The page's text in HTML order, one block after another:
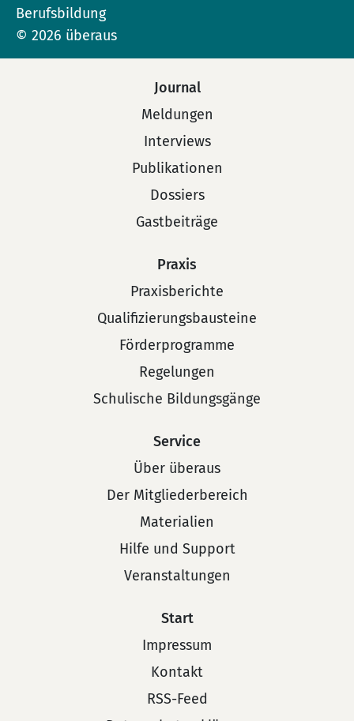
Berufsbildung
© 2026 überaus
Journal
Meldungen
Interviews
Publikationen
Dossiers
Gastbeiträge
Praxis
Praxisberichte
Qualifizierungsbausteine
Förderprogramme
Regelungen
Schulische Bildungsgänge
Service
Über überaus
Der Mitgliederbereich
Materialien
Hilfe und Support
Veranstaltungen
Start
Impressum
Kontakt
RSS-Feed